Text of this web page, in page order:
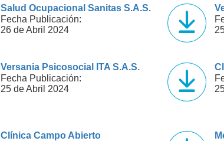
Salud Ocupacional Sanitas S.A.S.
Fecha Publicación:
26 de Abril 2024
Versania Psicosocial ITA S.A.S.
Fecha Publicación:
25 de Abril 2024
Clínica Campo Abierto